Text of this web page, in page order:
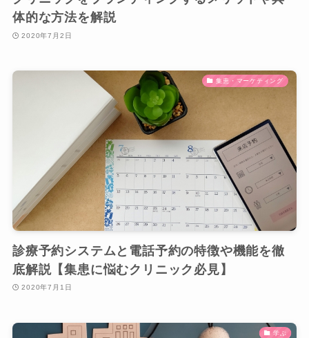
体的な方法を解説
2020年7月2日
集患・マーケティング
診療予約システムと電話予約の特徴や機能を徹
底解説【集患に悩むクリニック必見】
2020年7月1日
学ぶ